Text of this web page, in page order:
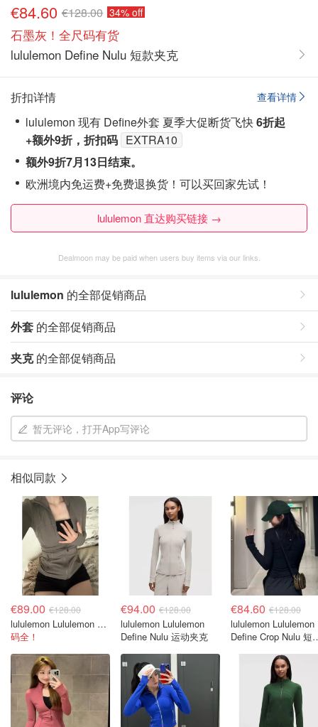
€84.60 €128.00 34% off
石墨灰！全尺码有货
lululemon Define Nulu 短款夹克
查看详情
折扣详情
lululemon 现有 Define外套 夏季大促断货飞快6折起
+额外9折，折扣码 EXTRA10
额外9折7月13日结束。
欧洲境内免运费+免费退换货！可以买回家先试！
lululemon 直达购买链接 →
Dealmoon may be paid when users buy items via our links.
lululemon 的全部促销商品
外套 的全部促销商品
夹克的全部促销商品
评论
暂无评论，打开App写评论
相似同款
€89.00 €128.00
lululemon Lululemon Define Crop Nulu 短款夹克
码全！
€94.00 €128.00
lululemon Lululemon
Define Nulu 运动夹克
€84.60 €128.00
lululemon Lululemon
Define Crop Nulu 短